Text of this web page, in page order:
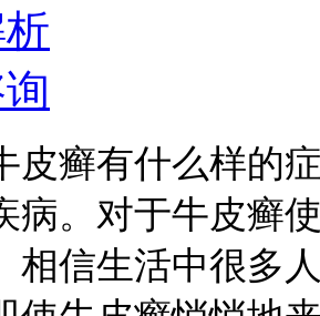
癣有什么样的症
病。对于牛皮癣
相信生活中很多